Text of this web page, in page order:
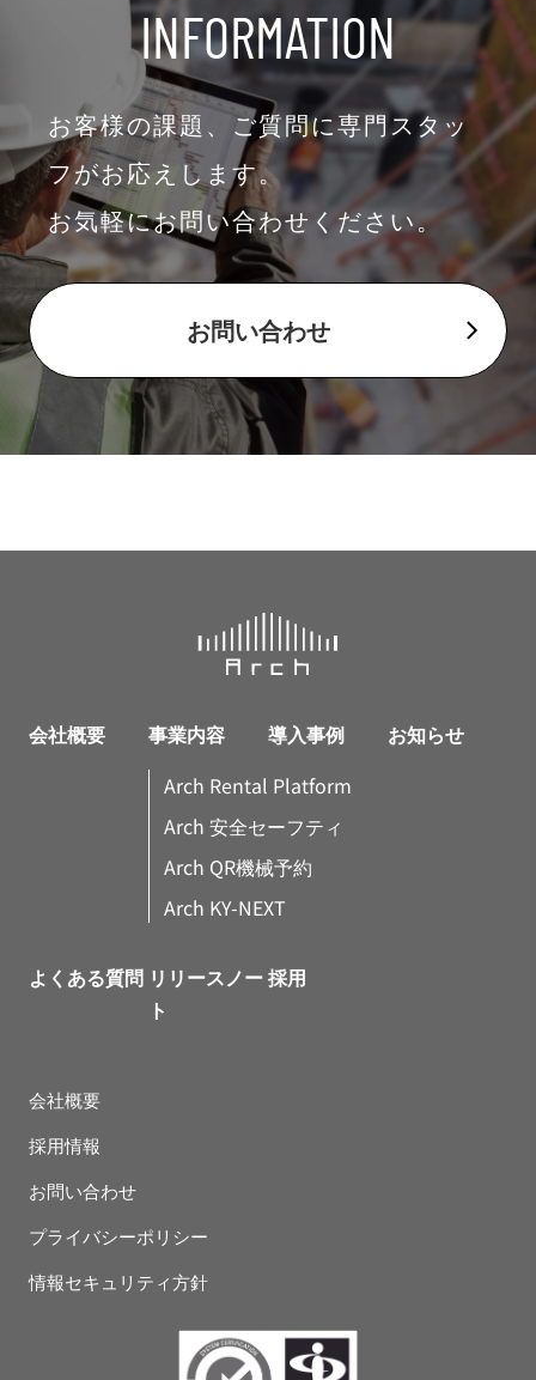
INFORMATION
お客様の課題、ご質問に専門スタッ
フがお応えします。
お気軽にお問い合わせください。
お問い合わせ
会社概要 事業内容
Arch Rental Platform
Arch 安全セーフティ
Arch QR機械予約
Arch KY-NEXT
導入事例 お知らせ
よくある質問 リリースノー
ト
採用
会社概要
採用情報
お問い合わせ
プライバシーポリシー
情報セキュリティ方針